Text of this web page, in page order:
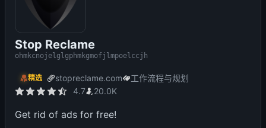
Stop Reclame
ohmkcnojelglgphmkgmofjlmpoelccjh
精选 stopreclame.com
工作流程与规划
4.7
20.0K
Get rid of ads for free!